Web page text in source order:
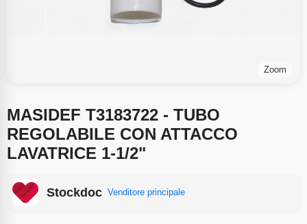
Zoom
MASIDEF T3183722 - TUBO
REGOLABILE CON ATTACCO
LAVATRICE 1-1/2"
Stockdoc Venditore principale